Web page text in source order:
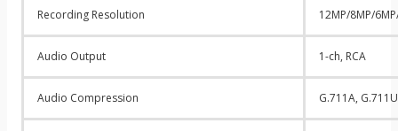
Recording Resolution 12MP/8MP/
Audio Output 1-ch, RCA
Audio Compression G.711A, G.711U